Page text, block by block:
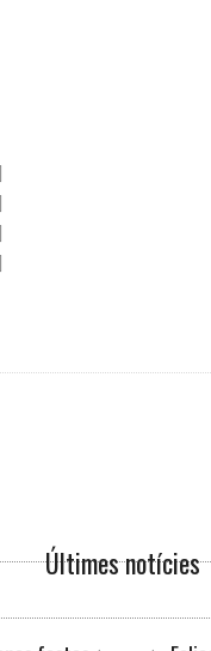
Últimes notícies